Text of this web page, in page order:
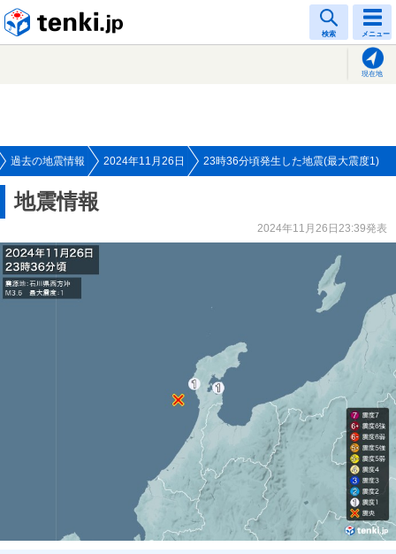
検索 メニュー
現在地
過去の地震情報 2024年11月26日 23時36分頃発生した地震(最大震度1)
地震情報
2024年11月26日23:39発表